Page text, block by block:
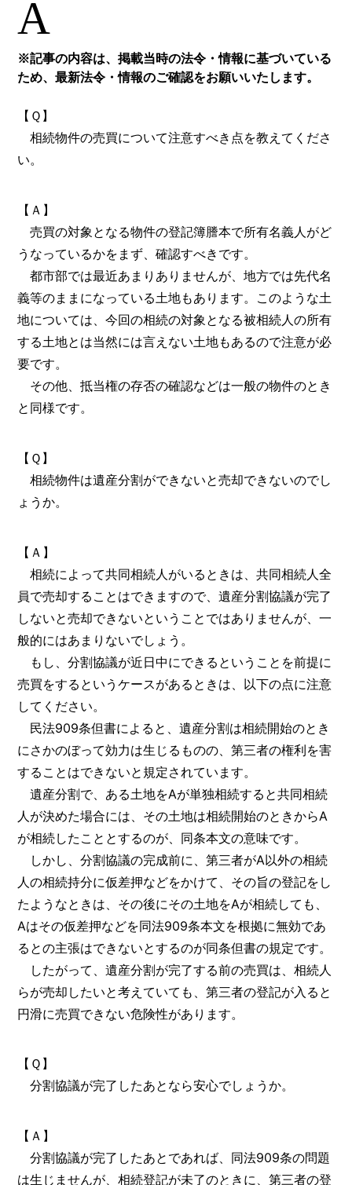
A
※記事の内容は、掲載当時の法令・情報に基づいている
ため、最新法令・情報のご確認をお願いいたします。
【Ｑ】
相続物件の売買について注意すべき点を教えてくださ
い。
【Ａ】
売買の対象となる物件の登記簿謄本で所有名義人がど
うなっているかをまず、確認すべきです。
都市部では最近あまりありませんが、地方では先代名
義等のままになっている土地もあります。このような土
地については、今回の相続の対象となる被相続人の所有
する土地とは当然には言えない土地もあるので注意が必
要です。
その他、抵当権の存否の確認などは一般の物件のとき
と同様です。
【Ｑ】
相続物件は遺産分割ができないと売却できないのでし
ょうか。
【Ａ】
相続によって共同相続人がいるときは、共同相続人全
員で売却することはできますので、遺産分割協議が完了
しないと売却できないということではありませんが、一
般的にはあまりないでしょう。
もし、分割協議が近日中にできるということを前提に
売買をするというケースがあるときは、以下の点に注意
してください。
民法909条但書によると、遺産分割は相続開始のとき
にさかのぼって効力は生じるものの、第三者の権利を害
することはできないと規定されています。
遺産分割で、ある土地をAが単独相続すると共同相続
人が決めた場合には、その土地は相続開始のときからA
が相続したこととするのが、同条本文の意味です。
しかし、分割協議の完成前に、第三者がA以外の相続
人の相続持分に仮差押などをかけて、その旨の登記をし
たようなときは、その後にその土地をAが相続しても、
Aはその仮差押などを同法909条本文を根拠に無効であ
るとの主張はできないとするのが同条但書の規定です。
したがって、遺産分割が完了する前の売買は、相続人
らが売却したいと考えていても、第三者の登記が入ると
円滑に売買できない危険性があります。
【Ｑ】
分割協議が完了したあとなら安心でしょうか。
【Ａ】
分割協議が完了したあとであれば、同法909条の問題
は生じませんが、相続登記が未了のときに、第三者の登